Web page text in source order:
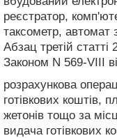
реєстратор,
таксометр, автомат
Абзац третій статті
Законом N 569-VIII
розрахункова
готівкових коштів,
жетонів тощо за
видача готівкових